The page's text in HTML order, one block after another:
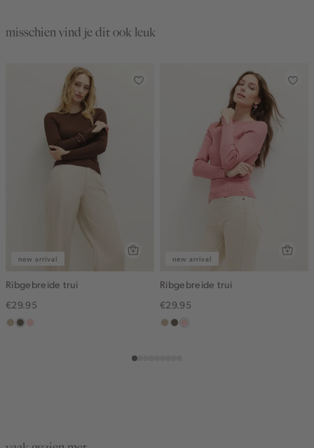
misschien vind je dit ook leuk
new arrival
Ribgebreide trui
€29.95
lichtzand
middenbruin
new arrival
Ribgebreide trui
€29.95
lichtzand
middenbruin